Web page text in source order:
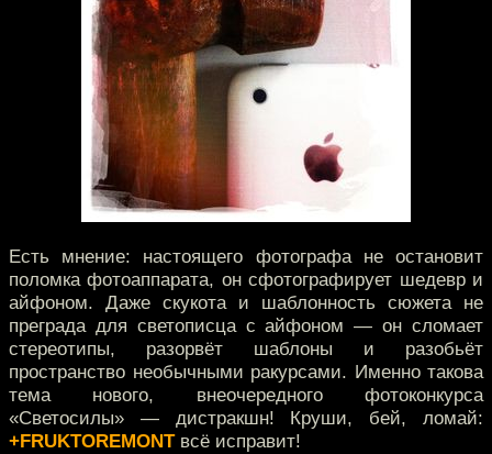
Есть мнение: настоящего фотографа не остановит
поломка фотоаппарата, он сфотографирует шедевр и
айфоном. Даже скукота и шаблонность сюжета не
преграда для светописца с айфоном — он сломает
стереотипы, разорвёт шаблоны и разобьёт
пространство необычными ракурсами. Именно такова
тема нового, внеочередного фотоконкурса
«Светосилы» — дистракшн! Круши, бей, ломай:
+FRUKTOREMONTвсё исправит!